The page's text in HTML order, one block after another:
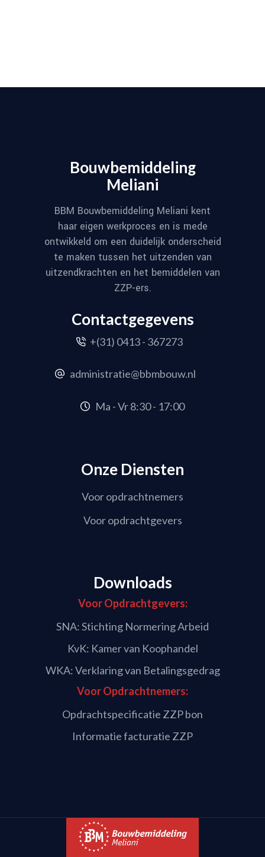
Bouwbemiddeling
Meliani
BBM Bouwbemiddeling Meliani kent
haar eigen werkproces en is mede
ontwikkeld om een duidelijk onderscheid
te maken tussen het uitzenden van
uitzendkrachten en het bemiddelen van
ZZP-ers.
Contactgegevens
+(31) 0413 - 367273
administratie@bbmbouw.nl
Ma - Vr 8:30 - 17:00
Onze Diensten
Voor opdrachtnemers
Voor opdrachtgevers
Downloads
Voor Opdrachtgevers:
SNA: Stichting Normering Arbeid
KvK: Kamer van Koophandel
WKA: Verklaring van Betalingsgedrag
Voor Opdrachtnemers:
Opdrachtspecificatie ZZP bon
Informatie facturatie ZZP